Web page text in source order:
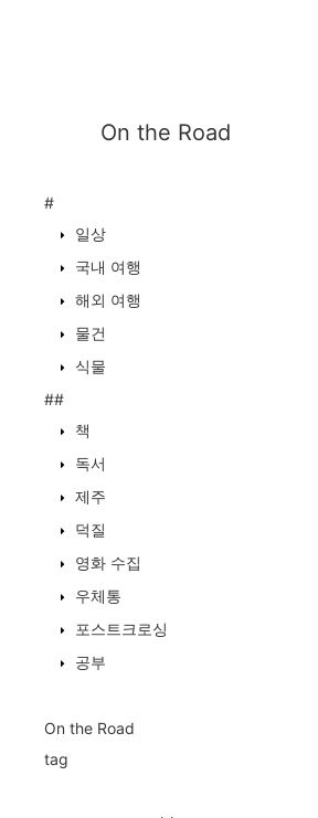
On the Road
#
일상
국내 여행
해외 여행
물건
식물
##
책
독서
제주
덕질
영화 수집
우체통
포스트크로싱
공부
On the Road
tag